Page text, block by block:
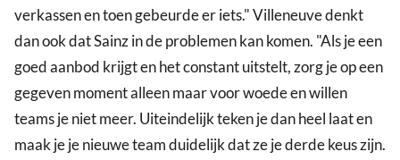
verkassen en toen gebeurde er iets." Villeneuve denkt
dan ook dat Sainz in de problemen kan komen. "Als je een
goed aanbod krijgt en het constant uitstelt, zorg je op een
gegeven moment alleen maar voor woede en willen
teams je niet meer. Uiteindelijk teken je dan heel laat en
maak je je nieuwe team duidelijk dat ze je derde keus zijn.